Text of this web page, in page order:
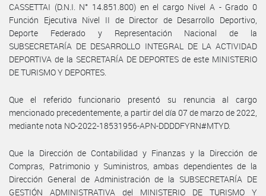
CASSETTAI (D.N.I. N° 14.851.800) en el cargo Nivel A - Grado 0
Función Ejecutiva Nivel II de Director de Desarrollo Deportivo,
Deporte Federado y Representación Nacional de la
SUBSECRETARÍA DE DESARROLLO INTEGRAL DE LA ACTIVIDAD
DEPORTIVA de la SECRETARÍA DE DEPORTES de este MINISTERIO
DE TURISMO Y DEPORTES.
Que el referido funcionario presentó su renuncia al cargo
mencionado precedentemente, a partir del día 07 de marzo de 2022,
mediante nota NO-2022-18531956-APN-DDDDFYRN#MTYD.
Que la Dirección de Contabilidad y Finanzas y la Dirección de
Compras, Patrimonio y Suministros, ambas dependientes de la
Dirección General de Administración de la SUBSECRETARÍA DE
GESTIÓN ADMINISTRATIVA del MINISTERIO DE TURISMO Y